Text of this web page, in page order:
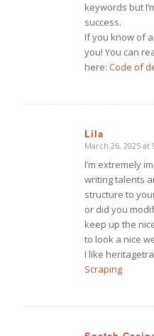
keywords but
success.
If you know of
you! You can
here: Code of
Lila
says:
March 26, 2025 at
I’m extremely
writing talents
structure to
or did you
keep up the
to look a nice
I like
Scraping